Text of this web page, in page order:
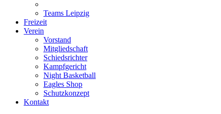
Teams Leipzig
Freizeit
Verein
Vorstand
Mitgliedschaft
Schiedsrichter
Kampfgericht
Night Basketball
Eagles Shop
Schutzkonzept
Kontakt